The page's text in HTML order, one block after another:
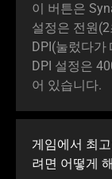
이 버튼은
설정은 전원
DPI(눌렀다
DPI 설정은
어 있습니다.
게임에서 최
려면 어떻게